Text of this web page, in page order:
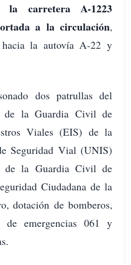
la carretera A-1223
a la circulación,
hacia la autovía A-22 y
dos patrullas del
de la Guardia Civil de
Viales (EIS) de la
Seguridad Vial (UNIS)
de la Guardia Civil de
Ciudadana de la
dotación de bomberos,
de emergencias 061 y